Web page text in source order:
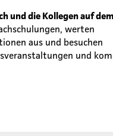
und die Kollegen auf
werten
aus und besuchen
und